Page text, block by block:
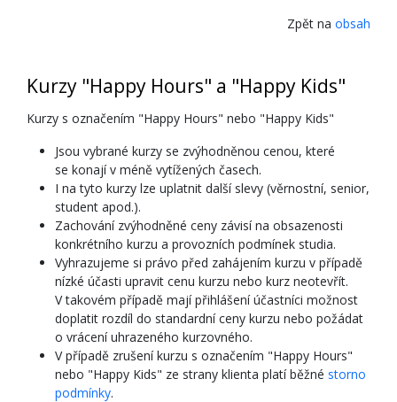
Zpět na obsah
Kurzy "Happy Hours" a "Happy Kids"
Kurzy s označením "Happy Hours" nebo "Happy Kids"
Jsou vybrané kurzy se zvýhodněnou cenou, které
se konají v méně vytížených časech.
I na tyto kurzy lze uplatnit další slevy (věrnostní, senior,
student apod.).
Zachování zvýhodněné ceny závisí na obsazenosti
konkrétního kurzu a provozních podmínek studia.
Vyhrazujeme si právo před zahájením kurzu v případě
nízké účasti upravit cenu kurzu nebo kurz neotevřít.
V takovém případě mají přihlášení účastníci možnost
doplatit rozdíl do standardní ceny kurzu nebo požádat
o vrácení uhrazeného kurzovného.
V případě zrušení kurzu s označením "Happy Hours"
nebo "Happy Kids" ze strany klienta platí běžné storno
podmínky.